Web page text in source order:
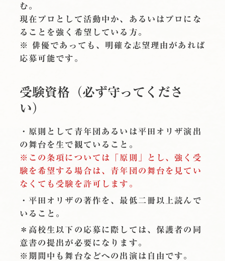
む。
現在プロとして活動中か、あるいはプロにな
ることを強く希望している方。
※ 俳優であっても、明確な志望理由があれば
応募可能です。
受験資格（必ず守ってくださ
い）
・原則として青年団あるいは平田オリザ演出
の舞台を生で観ていること。
※この条項については「原則」とし、強く受
験を希望する場合は、青年団の舞台を見てい
なくても受験を許可します。
・平田オリザの著作を、最低二冊以上読んで
いること。
＊高校生以下の応募に際しては、保護者の同
意書の提出が必要になります。
※期間中も舞台などへの出演は自由です。